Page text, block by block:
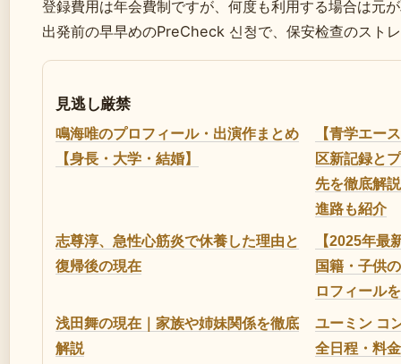
登録費用は年会費制ですが、何度も利用する場合は元
出発前の早早めのPreCheck 신청で、保安检查のスト
見逃し厳禁
鳴海唯のプロフィール・出演作まとめ
【身長・大学・結婚】
【青学エー
区新記録と
先を徹底解
進路も紹介
志尊淳、急性心筋炎で休養した理由と
復帰後の現在
【2025年最
国籍・子供
ロフィール
浅田舞の現在｜家族や姉妹関係を徹底
解説
ユーミン コ
全日程・料